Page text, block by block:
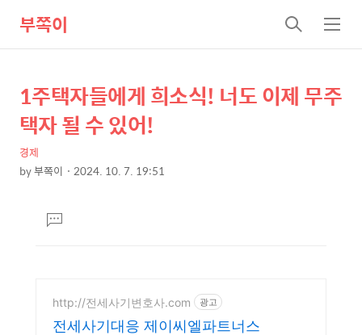
부쪽이
검
색
메
뉴
상
세
텐
본
문
제
목
1주택자들에게 희소식! 너도 이제 무주
택자 될 수 있어!
경제
by부쪽이 2024. 10. 7. 19:51
댓
글
http://전세사기변호사.com 광고
전세사기대응 제이씨엘파트너스